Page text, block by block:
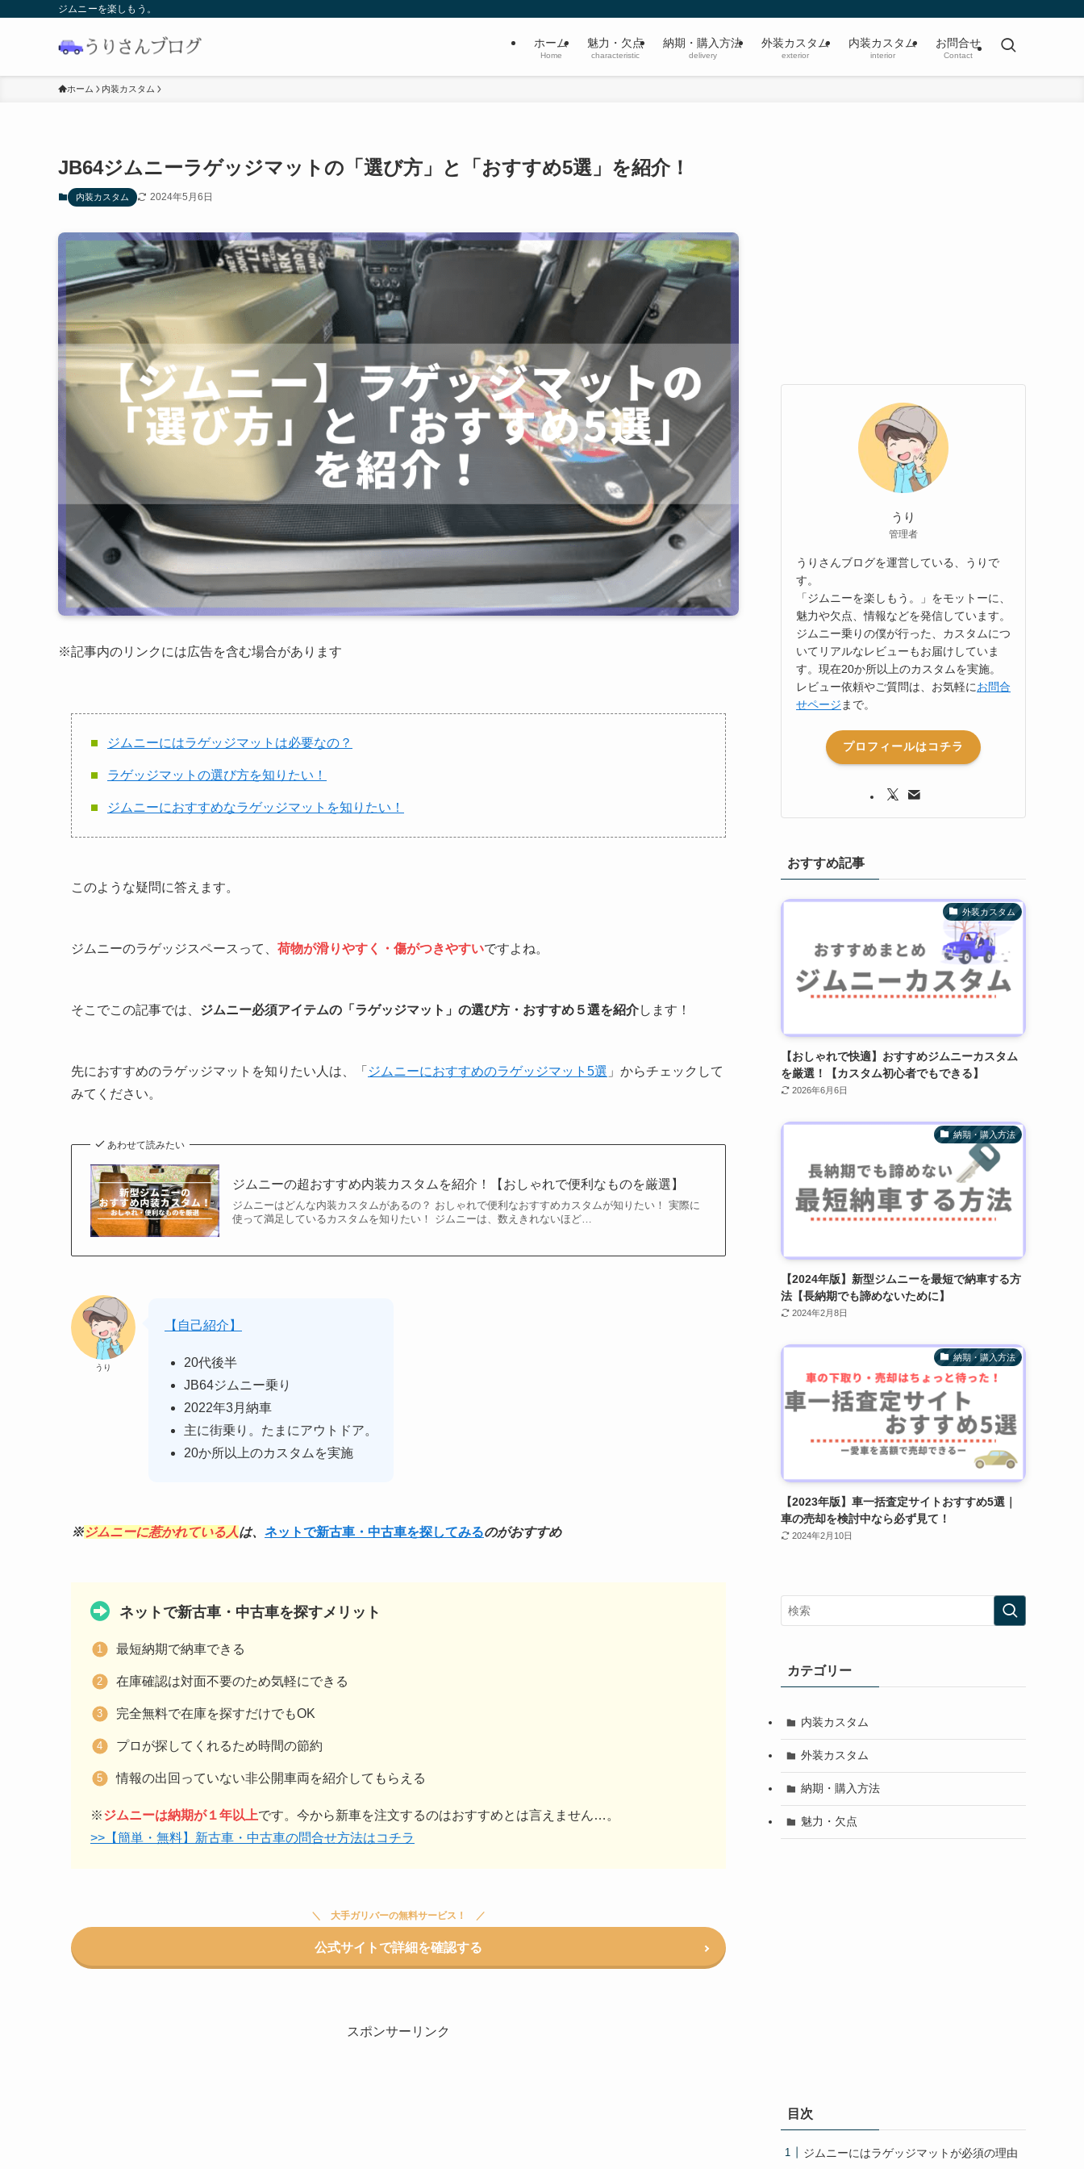
ジムニーを楽しもう。
ホーム
Home
魅力・欠点
characteristic
納期・購入方法
delivery
外装カスタム
exterior
内装カスタム
interior
お問合せ
Contact
ホーム 内装カスタム
JB64ジムニーラゲッジマットの「選び方」と「おすすめ5選」を紹介！
内装カスタム 2024年5月6日
※記事内のリンクには広告を含む場合があります
ジムニーにはラゲッジマットは必要なの？
ラゲッジマットの選び方を知りたい！
ジムニーにおすすめなラゲッジマットを知りたい！
このような疑問に答えます。
ジムニーのラゲッジスペースって、 荷物が滑りやすく・傷がつきやすいですよね。
そこでこの記事では、 ジムニー必須アイテムの「ラゲッジマット」の選び方・おすすめ５選を紹介します！
先におすすめのラゲッジマットを知りたい人は、「 ジムニーにおすすめのラゲッジマット5選 」からチェックして
みてください。
あわせて読みたい
ジムニーの超おすすめ内装カスタムを紹介！【おしゃれで便利なものを厳選】
ジムニーはどんな内装カスタムがあるの？ おしゃれで便利なおすすめカスタムが知りたい！ 実際に
使って満足しているカスタムを知りたい！ ジムニーは、数えきれないほど…
うり
【自己紹介】
20代後半
JB64ジムニー乗り
2022年3月納車
主に街乗り。たまにアウトドア。
20か所以上のカスタムを実施
※ジムニーに惹かれている人は、 ネットで新古車・中古車を探してみるのがおすすめ
ネットで新古車・中古車を探すメリット
最短納期で納車できる
在庫確認は対面不要のため気軽にできる
完全無料で在庫を探すだけでもOK
プロが探してくれるため時間の節約
情報の出回っていない非公開車両を紹介してもらえる
※ジムニーは納期が１年以上です。今から新車を注文するのはおすすめとは言えません…。
>>【簡単・無料】新古車・中古車の問合せ方法はコチラ
大手ガリバーの無料サービス！
公式サイトで詳細を確認する
スポンサーリンク
うり
管理者
うりさんブログを運営している、うりで
す。
「ジムニーを楽しもう。」をモットーに、
魅力や欠点、情報などを発信しています。
ジムニー乗りの僕が行った、カスタムにつ
いてリアルなレビューもお届けしていま
す。現在20か所以上のカスタムを実施。
レビュー依頼やご質問は、お気軽にお問合
せページ まで。
プロフィールはコチラ
おすすめ記事
外装カスタム
【おしゃれで快適】おすすめジムニーカスタム
を厳選！【カスタム初心者でもできる】
2026年6月6日
納期・購入方法
【2024年版】新型ジムニーを最短で納車する方
法【長納期でも諦めないために】
2024年2月8日
納期・購入方法
【2023年版】車一括査定サイトおすすめ5選｜
車の売却を検討中なら必ず見て！
2024年2月10日
カテゴリー
内装カスタム
外装カスタム
納期・購入方法
魅力・欠点
目次
ジムニーにはラゲッジマットが必須の理由